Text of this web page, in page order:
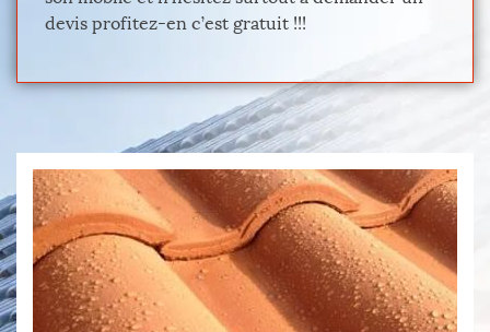
devis profitez-en c’est gratuit !!!